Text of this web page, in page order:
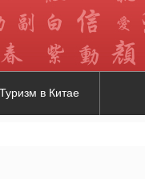
Туризм в Китае